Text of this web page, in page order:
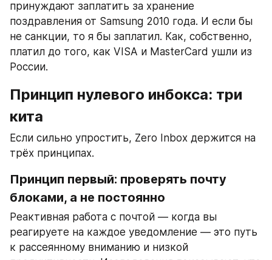
принуждают заплатить за хранение
поздравления от Samsung 2010 года. И если бы
не санкции, то я бы заплатил. Как, собственно,
платил до того, как VISA и MasterCard ушли из
России.
Принцип нулевого инбокса: три
кита
Если сильно упростить, Zero Inbox держится на
трёх принципах.
Принцип первый: проверять почту
блоками, а не постоянно
Реактивная работа с почтой — когда вы
реагируете на каждое уведомление — это путь
к рассеянному вниманию и низкой